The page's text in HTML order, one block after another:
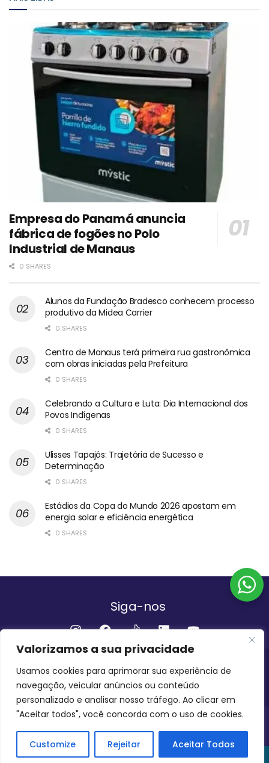
Valorizamos a sua privacidade
Usamos cookies para aprimorar sua experiência de
navegação, veicular anúncios ou conteúdo
personalizado e analisar nosso tráfego. Ao clicar em
"Aceitar todos", você concorda com o uso de cookies.
Customize Rejeitar Aceitar Todos
Empresa do Panamá anuncia
fábrica de fogões no Polo
Industrial de Manaus
0 SHARES
Alunos da Fundação Bradesco conhecem processo
produtivo da Midea Carrier
0 SHARES
Centro de Manaus terá primeira rua gastronômica
com obras iniciadas pela Prefeitura
0 SHARES
Celebrando a Cultura e Luta: Dia Internacional dos
Povos Indígenas
0 SHARES
Ulisses Tapajós: Trajetória de Sucesso e
Determinação
0 SHARES
Estádios da Copa do Mundo 2026 apostam em
energia solar e eficiência energética
0 SHARES
Siga-nos
Institucional
QUEM SOMOS FALE CONOSCO
INVEST AMAZÔNIA BRASIL
COPYRIGHT 2024 - 2026